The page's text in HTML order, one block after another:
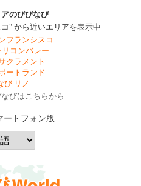
のびびなび
" から近いエリアを表示中
フランシスコ
コンバレー
クラメント
ートランド
び リノ
びはこちらから
ートフォン版